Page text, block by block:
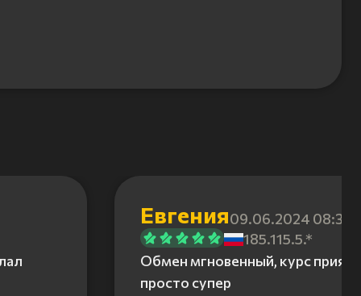
Евгения09.06.2024 08:31
185.115.5.*
Обмен мгновенный, курс
просто супер